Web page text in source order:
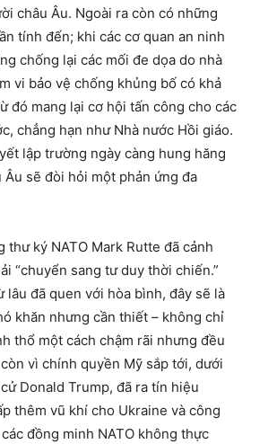
châu Âu. Ngoài ra còn có những
tính đến; khi các cơ quan an ninh
chống lại các mối đe dọa do nhà
vi bảo vệ chống khủng bố có khả
đó mang lại cơ hội tấn công cho các
chẳng hạn như Nhà nước Hồi giáo.
lập trường ngày càng hung hăng
Âu sẽ đòi hỏi một phản ứng đa
thư ký NATO Mark Rutte đã cảnh
“chuyển sang tư duy thời chiến.”
đã quen với hòa bình, đây sẽ là
khăn nhưng cần thiết – không chỉ
thổ một cách chậm rãi nhưng đều
vì chính quyền Mỹ sắp tới, dưới
Donald Trump, đã ra tín hiệu
thêm vũ khí cho Ukraine và công
đồng minh NATO không thực